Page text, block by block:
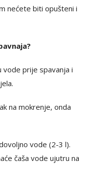
nećete biti opušteni i
vode prije spavanja i
na mokrenje, onda
vode (2-3 l).
čaša vode ujutru na